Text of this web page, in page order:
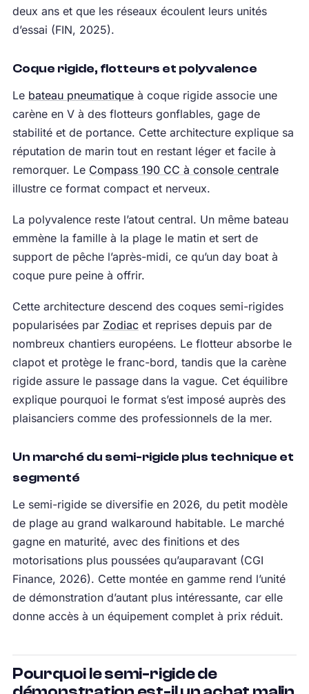
deux ans et que les réseaux écoulent leurs unités
d’essai (FIN, 2025).
Coque rigide, flotteurs et polyvalence
Le bateau pneumatiqueà coque rigide associe une
carène en V à des flotteurs gonflables, gage de
stabilité et de portance. Cette architecture explique sa
réputation de marin tout en restant léger et facile à
remorquer. Le Compass 190 CC à console centrale
illustre ce format compact et nerveux.
La polyvalence reste l’atout central. Un même bateau
emmène la famille à la plage le matin et sert de
support de pêche l’après-midi, ce qu’un day boat à
coque pure peine à offrir.
Cette architecture descend des coques semi-rigides
popularisées par Zodiacet reprises depuis par de
nombreux chantiers européens. Le flotteur absorbe le
clapot et protège le franc-bord, tandis que la carène
rigide assure le passage dans la vague. Cet équilibre
explique pourquoi le format s’est imposé auprès des
plaisanciers comme des professionnels de la mer.
Un marché du semi-rigide plus technique et
segmenté
Le semi-rigide se diversifie en 2026, du petit modèle
de plage au grand walkaround habitable. Le marché
gagne en maturité, avec des finitions et des
motorisations plus poussées qu’auparavant (CGI
Finance, 2026). Cette montée en gamme rend l’unité
de démonstration d’autant plus intéressante, car elle
donne accès à un équipement complet à prix réduit.
Pourquoi le semi-rigide de